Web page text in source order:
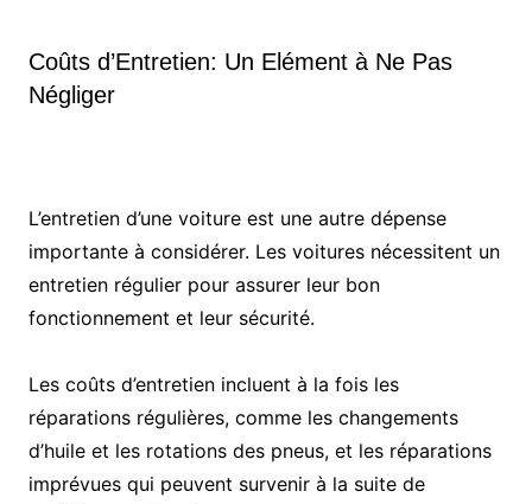
Coûts d’Entretien: Un Elément à Ne Pas
Négliger
L’entretien d’une voiture est une autre dépense
importante à considérer. Les voitures nécessitent un
entretien régulier pour assurer leur bon
fonctionnement et leur sécurité.
Les coûts d’entretien incluent à la fois les
réparations régulières, comme les changements
d’huile et les rotations des pneus, et les réparations
imprévues qui peuvent survenir à la suite de